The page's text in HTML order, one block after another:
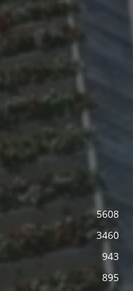
5608
3460
943
895